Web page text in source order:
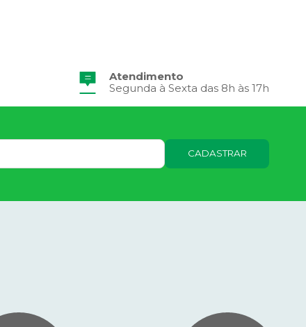
Atendimento
Segunda à Sexta das 8h às 17h
CADASTRAR